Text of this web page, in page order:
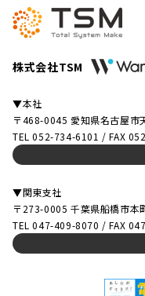
株式会社TSM
▼本社
〒468-0045 愛知県名古屋市
TEL 052-734-6101 / FAX
▼関東支社
〒273-0005 千葉県船橋市本
TEL 047-409-8070 / FAX